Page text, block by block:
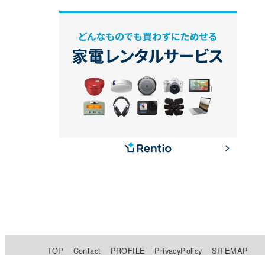
TOP Contact PROFILE PrivacyPolicy
SITEMAP